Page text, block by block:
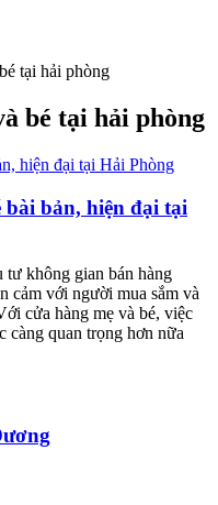
tại hải phòng
bé tại hải phòng
bài bản, hiện đại tại
tư không gian bán hàng
cảm với người mua sắm và
cửa hàng mẹ và bé, việc
càng quan trọng hơn nữa